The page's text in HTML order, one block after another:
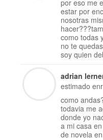
por eso me
estar por
nosotras
como todas
no te
soy quien
adrian
estimado
como
todavia me
donde yo
a mi casa
de novela